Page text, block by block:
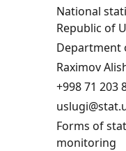
National
Republic of
Department
Raximov
+998 71 203
Forms of
monitoring